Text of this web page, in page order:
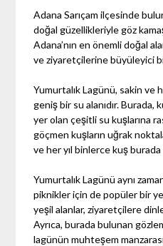
Adana Sarıçam ilçesinde
doğal güzellikleriyle göz
Adana’nın en önemli doğal
ve ziyaretçilerine büyüleyici
Yumurtalık Lagünü, sakin ve
geniş bir su alanıdır.
yer olan çeşitli su kuşlarına
göçmen kuşların uğrak
ve her yıl binlerce kuş
Yumurtalık Lagünü aynı
piknikler için de popüler bir
yeşil alanlar, ziyaretçilere
Ayrıca, burada bulunan
lagünün muhteşem